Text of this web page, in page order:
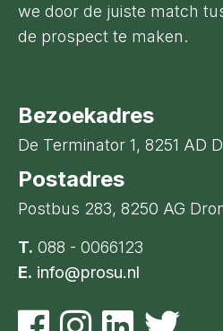
we door de juiste match
de prospect te maken.
Bezoekadres
De Terminator 1, 8251 AD
Postadres
Postbus 283, 8250 AG
T. 088 - 0066123
E. info@prosu.nl